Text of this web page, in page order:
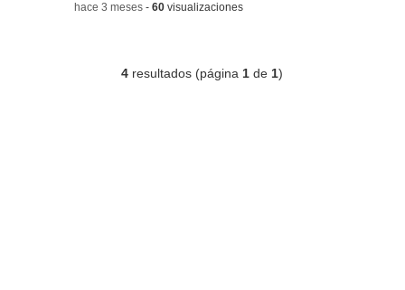
-hace 3 meses -60 visualizaciones
4 resultados (página 1 de 1)